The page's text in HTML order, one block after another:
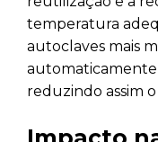
temperatura
autoclaves mais
reduzindo assim